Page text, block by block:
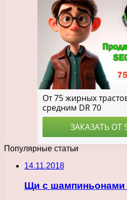
Популярные статьи
14.11.2018
Щи с шампиньонами